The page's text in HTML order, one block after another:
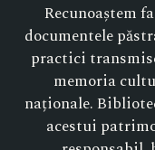
Recunoaștem
documentele
practici
memoria
naționale.
acestui